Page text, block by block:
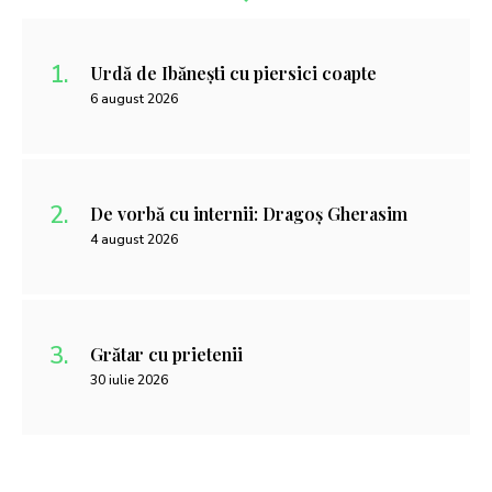
Urdă de Ibănești cu piersici coapte
6 august 2026
De vorbă cu internii: Dragoș Gherasim
4 august 2026
Grătar cu prietenii
30 iulie 2026